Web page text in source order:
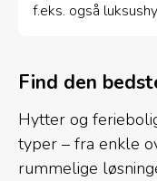
f.eks. også
Find den
Hytter og
typer – fra enkle
rummelige